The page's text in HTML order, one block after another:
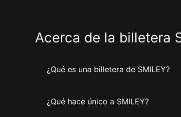
Acerca de la billetera
¿Qué es una billetera de SMILEY?
¿Qué hace único a SMILEY?